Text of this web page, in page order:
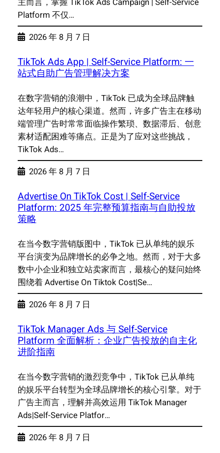
Platform 不仅…
2026 年 8 月 7 日
TikTok Ads App | Self-Service Platform: 一
站式自助广告管理解决方案
在数字营销的浪潮中，TikTok 已成为全球品牌触
达年轻用户的核心渠道。然而，许多广告主在移动
端管理广告时常常面临操作繁琐、数据滞后、创意
素材适配困难等痛点。正是为了应对这些挑战，
TikTok Ads…
2026 年 8 月 7 日
Advertise On TikTok Cost | Self-Service
Platform: 2025 年完整预算指南与自助投放
策略
在当今数字营销版图中，TikTok 已从单纯的娱乐
平台演变为品牌增长的必争之地。然而，对于大多
数中小企业和独立站卖家而言，最核心的疑问始终
围绕着 Advertise On Tiktok Cost|Se…
2026 年 8 月 7 日
TikTok Manager Ads 与 Self-Service
Platform 全面解析：企业广告投放的自主化
进阶指南
在当今数字营销的激烈竞争中，TikTok 已从单纯
的娱乐平台转型为全球品牌增长的核心引擎。对于
广告主而言，理解并高效运用 TikTok Manager
Ads|Self-Service Platfor…
2026 年 8 月 7 日